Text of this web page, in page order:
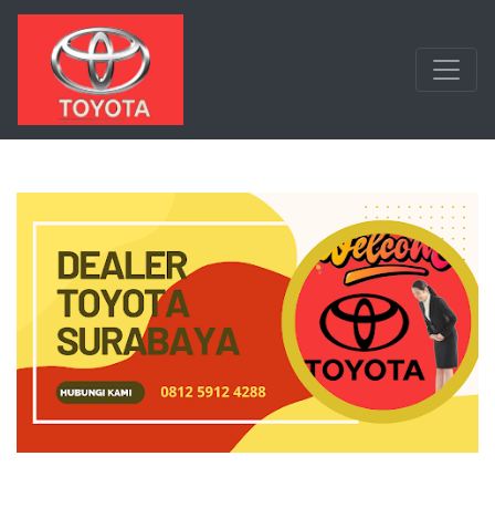
Langsung ke konten utama